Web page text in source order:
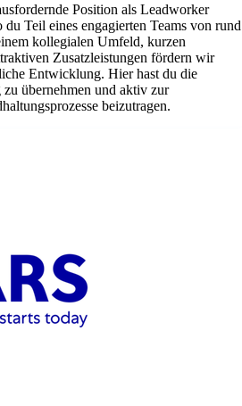
Position als Leadworker
Teil eines engagierten Teams von rund
kollegialen Umfeld, kurzen
Zusatzleistungen fördern wir
Entwicklung. Hier hast du die
übernehmen und aktiv zur
beizutragen.